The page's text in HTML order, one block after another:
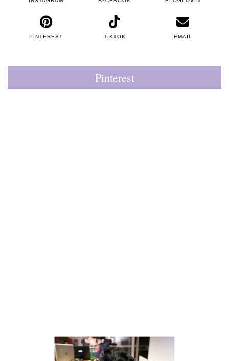
PINTEREST TIKTOK EMAIL
Pinterest